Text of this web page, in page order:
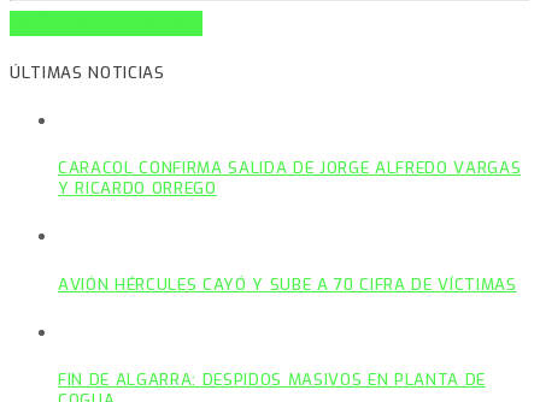
ÚLTIMAS NOTICIAS
CARACOL CONFIRMA SALIDA DE JORGE ALFREDO VARGAS
Y RICARDO ORREGO
AVIÓN HÉRCULES CAYÓ Y SUBE A 70 CIFRA DE VÍCTIMAS
FIN DE ALGARRA: DESPIDOS MASIVOS EN PLANTA DE